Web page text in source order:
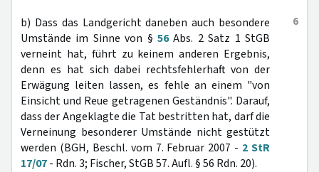
6
b) Dass das Landgericht daneben auch besondere
Umstände im Sinne von § 56Abs. 2 Satz 1 StGB
verneint hat, führt zu keinem anderen Ergebnis,
denn es hat sich dabei rechtsfehlerhaft von der
Erwägung leiten lassen, es fehle an einem "von
Einsicht und Reue getragenen Geständnis". Darauf,
dass der Angeklagte die Tat bestritten hat, darf die
Verneinung besonderer Umstände nicht gestützt
werden (BGH, Beschl. vom 7. Februar 2007 - 2 StR
17/07- Rdn. 3; Fischer, StGB 57. Aufl. § 56 Rdn. 20).